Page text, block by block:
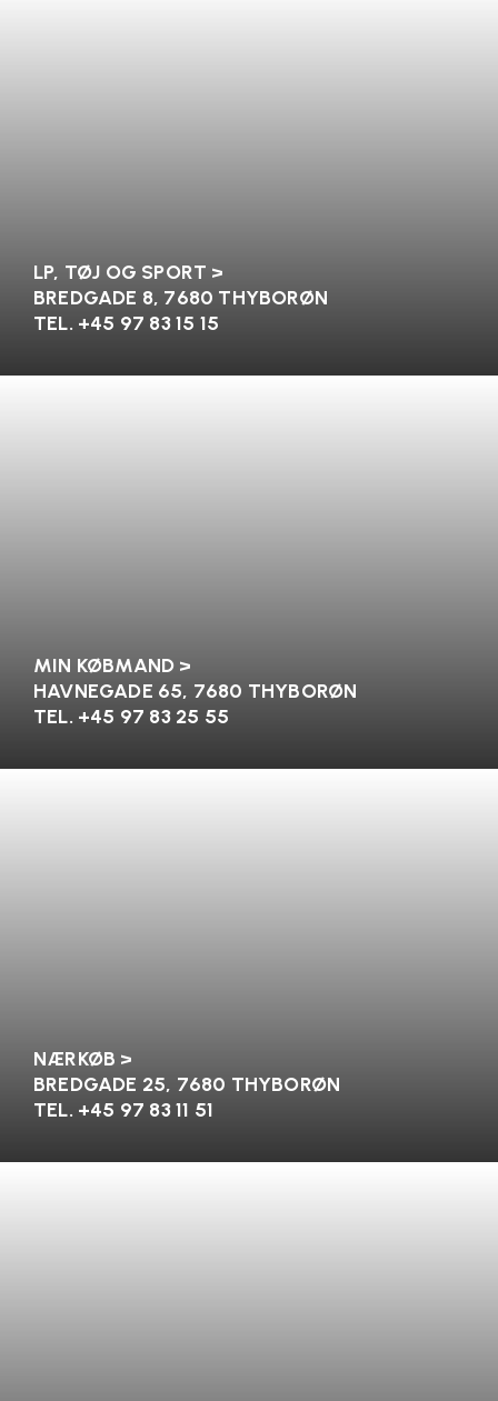
LP, TØJ OG SPORT >
BREDGADE 8, 7680 THYBORØN
TEL. +45 97 83 15 15
MIN KØBMAND >
HAVNEGADE 65, 7680 THYBORØN
TEL. +45 97 83 25 55
NÆRKØB >
BREDGADE 25, 7680 THYBORØN
TEL. +45 97 83 11 51